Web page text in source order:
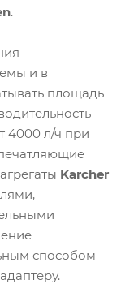
.
и в
площадь
4000 л/ч при
Karcher
способом